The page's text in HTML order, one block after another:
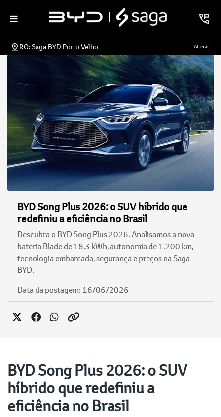
RO: Saga BYD Porto Velho Alterar
BYD Song Plus 2026: o SUV híbrido que
redefiniu a eficiência no Brasil
Descubra o BYD Song Plus 2026. Analisamos a nova
bateria Blade de 18,3 kWh, autonomia de 1.200 km,
tecnologia embarcada, segurança e preços na Saga
BYD.
Data da postagem: 16/06/2026
BYD Song Plus 2026: o SUV
híbrido que redefiniu a
eficiência no Brasil